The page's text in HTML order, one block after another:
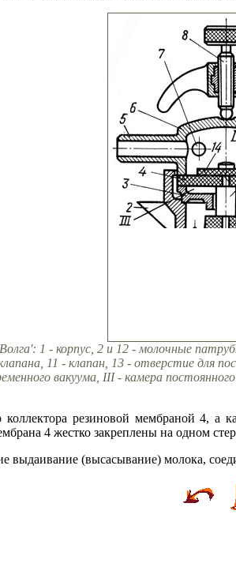
1 - корпус, 2 и 12 - молочные
11 - клапан, 13 - отверстие для
вакуума, III - камера
коллектора резиновой мембраной 4,
4 жестко закреплены на одном
выдаивание (высасывание) молока,